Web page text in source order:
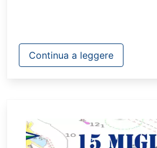
Continua a leggere